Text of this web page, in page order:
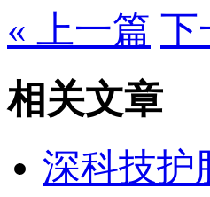
« 上一篇 下
相关文章
深科技护